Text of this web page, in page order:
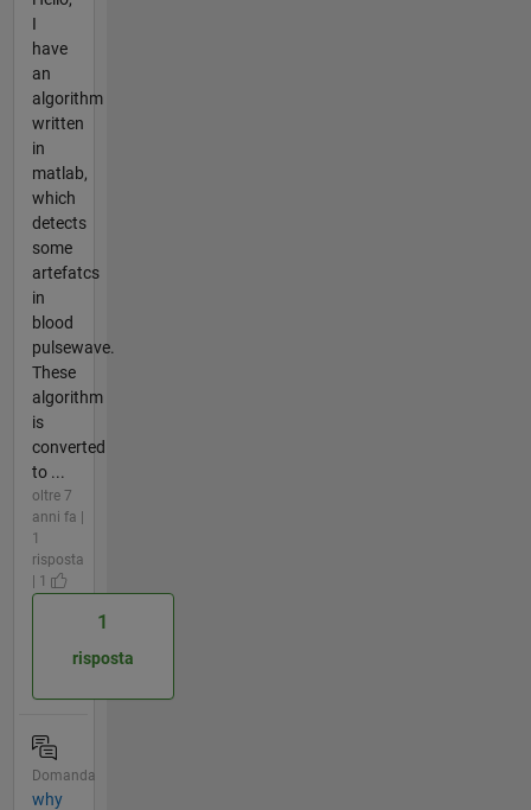
I
have
an
algorithm
written
in
matlab,
which
detects
some
artefatcs
in
blood
pulsewave.
These
algorithm
is
converted
to ...
oltre 7
anni fa |
1
risposta
| 1
1
risposta
Domanda
why